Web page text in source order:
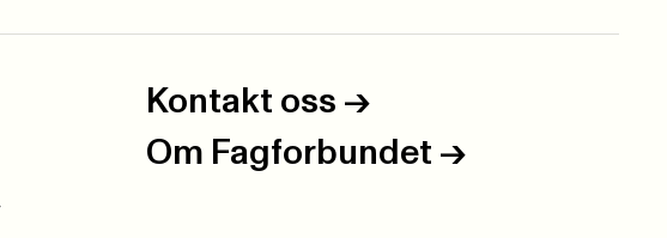
Kontakt oss ->
Om Fagforbundet ->